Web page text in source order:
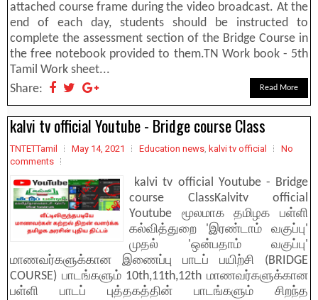
attached course frame during the video broadcast. At the
end of each day, students should be instructed to
complete the assessment section of the Bridge Course in
the free notebook provided to them.TN Work book - 5th
Tamil Work sheet...
Share:
Read More
kalvi tv official Youtube - Bridge course Class
TNTETTamil May 14, 2021 Education news, kalvi tv official
No
comments
kalvi tv official Youtube - Bridge
course ClassKalvitv official
Youtube மூலமாக தமிழக பள்ளி
கல்வித்துறை 'இரண்டாம் வகுப்பு'
முதல் 'ஒன்பதாம் வகுப்பு'
மாணவர்களுக்கான இணைப்பு பாடப் பயிற்சி (BRIDGE
COURSE) பாடங்களும் 10th,11th,12th மாணவர்களுக்கான
பள்ளி பாடப் புத்தகத்தின் பாடங்களும் சிறந்த